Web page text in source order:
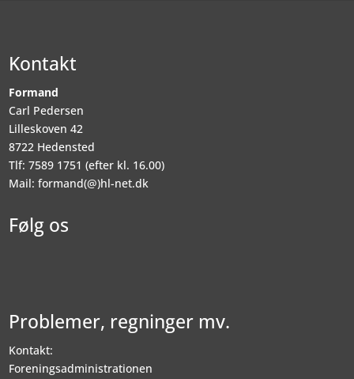
Kontakt
Formand
Carl Pedersen
Lilleskoven 42
8722 Hedensted
Tlf: 7589 1751 (efter kl. 16.00)
Mail: formand(@)hl-net.dk
Følg os
Problemer, regninger mv.
Kontakt:
Foreningsadministrationen